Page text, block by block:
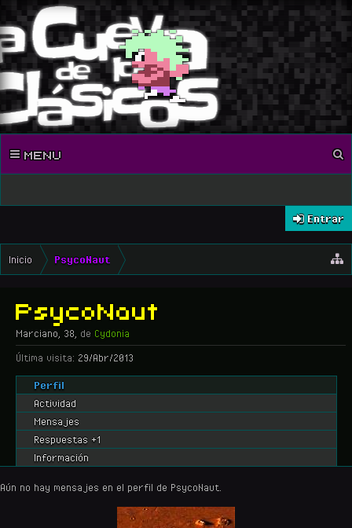
MENU
Entrar
Inicio PsycoNaut
PsycoNaut
Marciano , 38, de Cydonia
Última visita: 29/Abr/2013
Perfil
Actividad
Mensajes
Respuestas +1
Información
Aún no hay mensajes en el perfil de PsycoNaut.